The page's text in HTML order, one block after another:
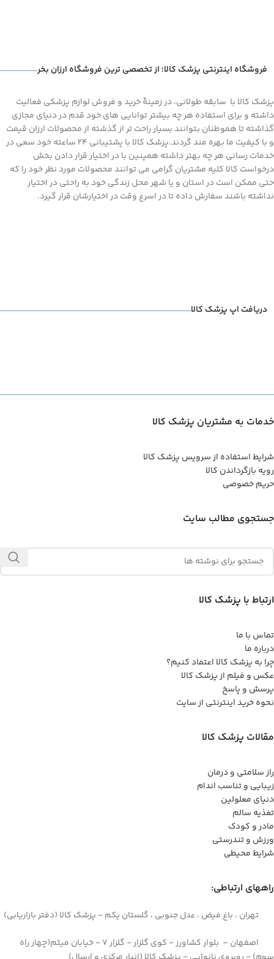
فروشگاه اینترنتی پزشک کالا؛ از تخصصی ترین فروشگاه ارزان بخر
پزشک کالا با سابقه طولانی، در زمینۀ خرید و فروش لوازم پزشکی فعالیت
داشته و برای استفاده هر چه بیشتر توانایی های خود قدم در دنیای مجازی
گذاشته تا هموطنان بتوانند بسیار راحت تر از گذشته از محصولات ارزان قیمت
و با کیفیت ما بهره مند گردند.پزشک کالا با پشتیبانی 24 ساعته خود سعی در
خدمات رسانی هر چه بهتر داشته همپنین با در اختیار قرار دادن بخش
درخواست کالا کلیه مشتریان گرامی می توانند محصولات مورد نظر خود را که
حتی ممکن است در استان و یا شهر محل زندگی خود به راحتی در اختیار
نداشته باشند سفارش داده تا در اسرع وقت در اختیارشان قرار گیرد.
دریافت اپ پزشک کالا
خدمات به مشتریان پزشک کالا
شرایط استفاده از سرویس پزشک کالا
رویه بازگرداندن کالا
حریم خصوصی
جستجوی مطالب سایت
ارتباط با پزشک کالا
تماس با ما
درباره ما
چرا به پزشک کالا اعتماد کنیم؟
عکس و فیلم از پزشک کالا
پرسش و پاسخ
نحوه خرید اینترنتی از سایت
مقالات پزشک کالا
راز سلامتی و درمان
زیبایی و تناسب اندام
دنیای معلولین
تغذیه سالم
مادر و کودک
ورزش و تندرستی
شرایط محیطی
راههای ارتباطی:
تهران ، باغ فیض ، عدل جنوبی ، گلستان یکم - پزشک کالا (دفتر بازاریابی)
اصفهان – بلوار کشاورز - کوی گلزار - گلزار 7 - خیابان میثم(چهار راه